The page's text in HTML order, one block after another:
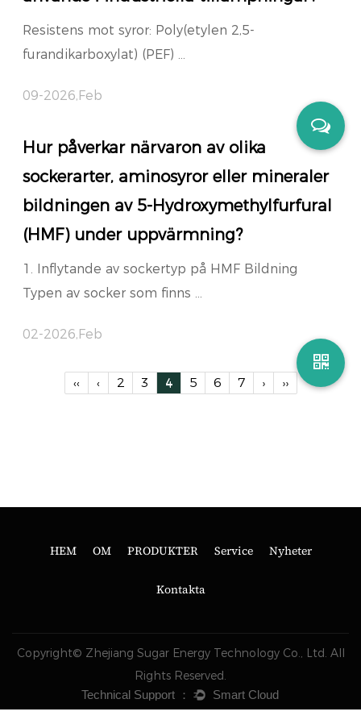
Resistens mot syror: Poly(etylen 2,5-
furandikarboxylat) (PEF) ...
09-2026,Feb
Hur påverkar närvaron av olika
sockerarter, aminosyror eller mineraler
bildningen av 5-Hydroxymethylfurfural
(HMF) under uppvärmning?
1. Inflytande av sockertyp på HMF Bildning
Typen av socker som finns ...
02-2026,Feb
‹‹ ‹ 2 3 4 5 6 7 › ››
HEM OM PRODUKTER Service Nyheter
Kontakta
Copyright© Zhejiang Sugar Energy Technology Co., Ltd. All
Rights Reserved.